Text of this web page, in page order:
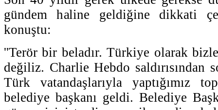
gündem haline geldiğine dikkati
konuştu:
''Terör bir beladır. Türkiye olarak
değiliz. Charlie Hebdo saldırısından
Türk vatandaşlarıyla yaptığımız
belediye başkanı geldi. Belediye